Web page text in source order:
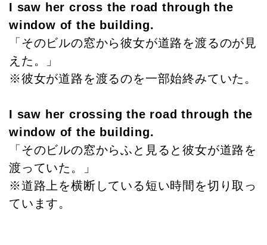
I saw her cross the road through the
window of the building.
「そのビルの窓から彼女が道路を渡るのが見
えた。」
※彼女が道路を渡るのを一部始終みていた。
I saw her crossing the road through the
window of the building.
「そのビルの窓からふと見ると彼女が道路を
渡っていた。」
※道路上を横断している短い時間を切り取っ
ています。